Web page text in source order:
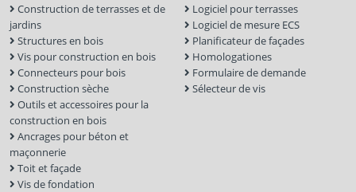
Construction de terrasses et de
jardins
Structures en bois
Vis pour construction en bois
Connecteurs pour bois
Construction sèche
Outils et accessoires pour la
construction en bois
Ancrages pour béton et
maçonnerie
Toit et façade
Vis de fondation
Logiciel pour terrasses
Logiciel de mesure ECS
Planificateur de façades
Homologationes
Formulaire de demande
Sélecteur de vis